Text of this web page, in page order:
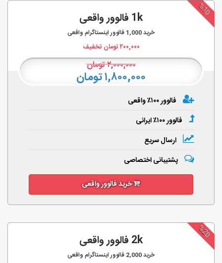
%10
1k فالوور واقعی
خرید1,000 فالوور اینستاگرام واقعی
۲۰۰,۰۰۰تومان تخفیف
۲,۰۰۰,۰۰۰تومان
۱,۸۰۰,۰۰۰ تومان
فالوور ۱۰۰٪ واقعی
فالوور ۱۰۰٪ ایرانی
ارسال سریع
پشتیبانی اختصاصی
خرید فالوور واقعی
%20
2k فالوور واقعی
خرید2,000 فالوور اینستاگرام واقعی